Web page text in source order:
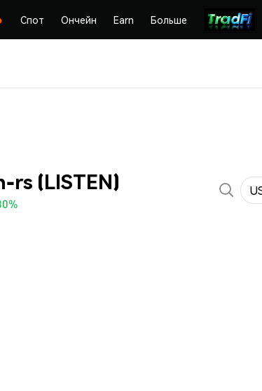
Спот Ончейн Earn Больше
rs (LISTEN)